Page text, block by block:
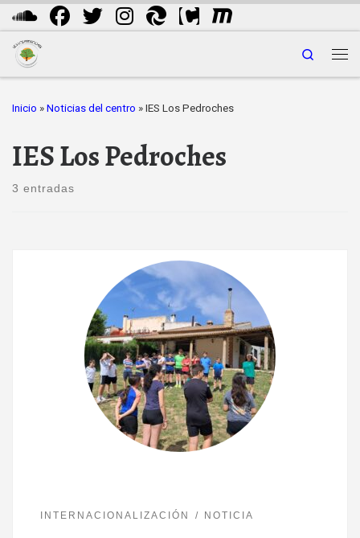
Saltar al contenido
Search
Inicio » Noticias del centro » IES Los Pedroches
IES Los Pedroches
3 entradas
INTERNACIONALIZACIÓN NOTICIA